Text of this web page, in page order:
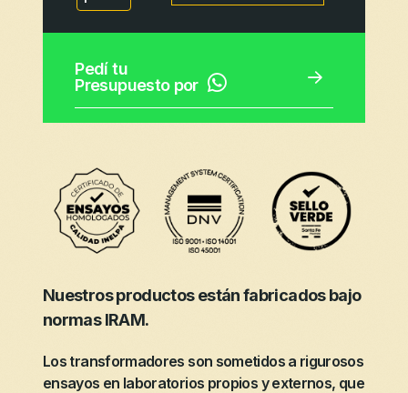
Pedí tu
Presupuesto por
Nuestros productos están fabricados bajo
normas IRAM.
Los transformadores son sometidos a rigurosos
ensayos en laboratorios propios y externos, que